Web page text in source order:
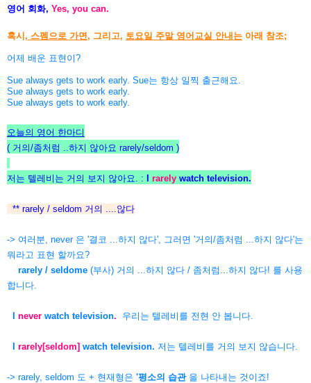
영어 회화, Yes, you can.
혹시, 스펨으로 가면, 그리고, 토요일 주말 영어교실 안내는 아래 참조;
어제 배운 표현이?
Sue always gets to work early. Sue는 항상 일찍 출근해요.
Sue always gets to work early.
Sue always gets to work early.
오늘의 영어 한마디
( 거의/좀처럼 ..하지 않아요 rarely/seldom )
저는 텔레비는 거의 보지 않아요. : I rarely watch television.
** rarely / seldom 거의 ....않다
-> 여러분, never 은 '결코 ...하지 않다', 그러면 '거의/좀처럼 ...하지 않다'는
뭐라고 표현 할까요?
rarely / seldome (부사) 거의 ...하지 않다 / 좀처럼...하지 않다! 를 사용
합니다.
I never watch television. 우리는 텔레비를 전현 안 봅니다.
I rarely[seldom] watch television. 저는 텔레비를 거의 보지 않습니다.
-> rarely, seldom 도 + 현재형은 '평소의 습관을 나타내는 것이죠!